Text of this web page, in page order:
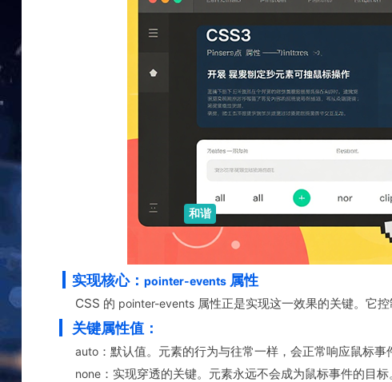
实现核心： pointer-events属性
CSS 的 pointer-events属性正是实现这一效果的关键。它控
关键属性值：
auto：默认值。元素的行为与往常一样，会正常响应鼠标事
none：实现穿透的关键。元素永远不会成为鼠标事件的目